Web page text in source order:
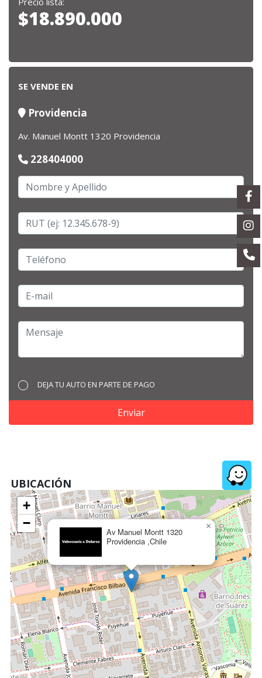
$18.890.000
SE VENDE EN
Providencia
Av. Manuel Montt 1320 Providencia
228404000
DEJA TU AUTO EN PARTE DE PAGO
Enviar
UBICACIÓN
Av Manuel Montt 1320
Providencia ,Chile
×
+
−